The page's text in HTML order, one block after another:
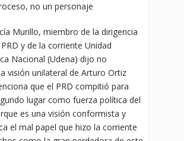
no un personaje
Murillo, miembro de la dirigencia
y de la corriente Unidad
Nacional (Udena) dijo no
visión unilateral de Arturo Ortiz
que el PRD compitió para
lugar como fuerza política del
es una visión conformista y
el mal papel que hizo la corriente